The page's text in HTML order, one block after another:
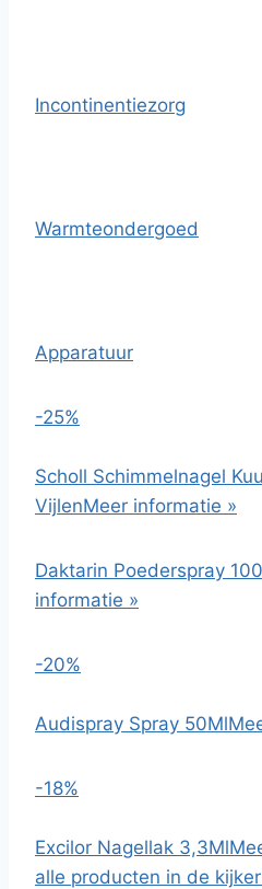
Incontinentiezorg
Warmteondergoed
Apparatuur
-25%
Scholl Schimmelnagel
VijlenMeer informatie »
Daktarin Poederspray
informatie »
-20%
Audispray Spray 50Ml
-18%
Excilor Nagellak 3,3Ml
alle producten in de